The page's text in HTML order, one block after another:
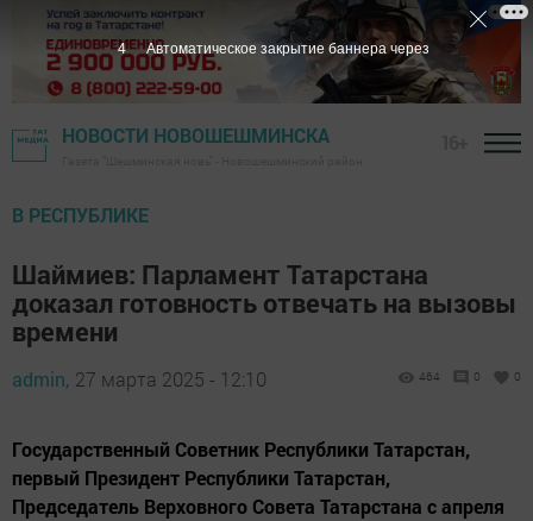
НОВОСТИ НОВОШЕШМИНСКА
В РЕСПУБЛИКЕ
Шаймиев: Парламент Татарстана
доказал готовность отвечать на вызовы
времени
admin, 27 марта 2025 - 12:10 464 0 0
Государственный Советник Республики Татарстан,
первый Президент Республики Татарстан,
Председатель Верховного Совета Татарстана с апреля
2 Автоматическое закрытие баннера через